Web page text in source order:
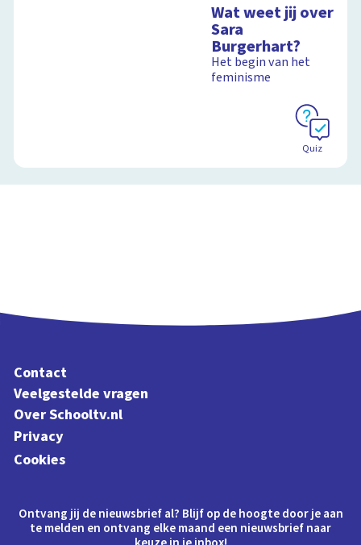
Wat weet jij over
Sara
Burgerhart?
Het begin van het
feminisme
Quiz
Contact
Veelgestelde vragen
Over Schooltv.nl
Privacy
Cookies
Ontvang jij de nieuwsbrief al? Blijf op de hoogte door je aan
te melden en ontvang elke maand een nieuwsbrief naar